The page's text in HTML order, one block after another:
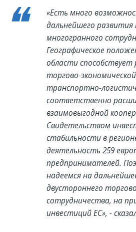
«Есть много
дальнейшего развития
многогранного
Географическое
области
торгово-
транспортно-
соответственно
взаимовыгодной
Свидетельством
стабильности в
деятельность 259
предпринимателей.
надеемся на
двустороннего
сотрудничества, на
инвестиций ЕС», -